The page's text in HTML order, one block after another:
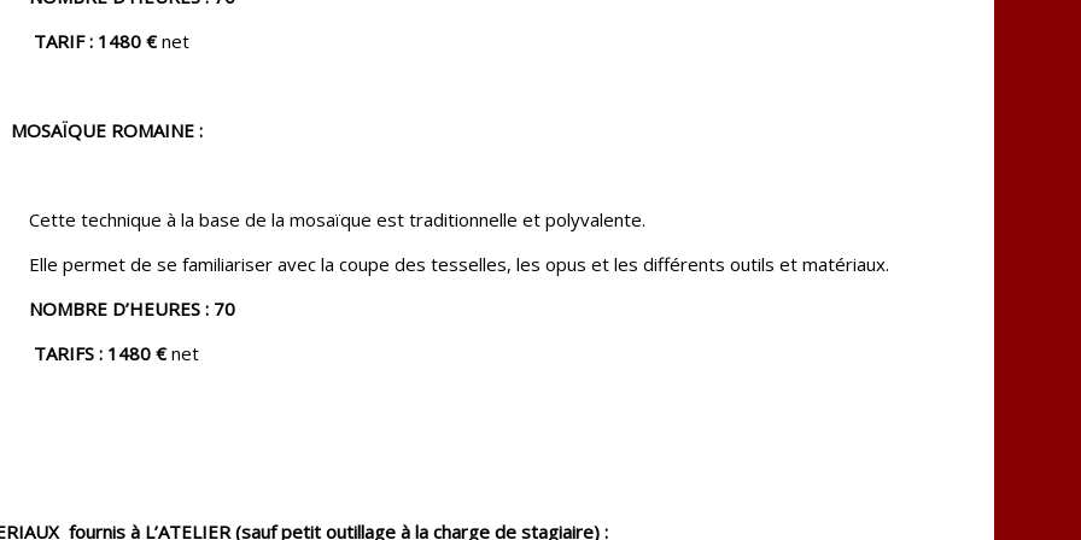
TARIF : 1480 €net
MOSAÏQUE ROMAINE :
Cette technique à la base de la mosaïque est traditionnelle et polyvalente.
Elle permet de se familiariser avec la coupe des tesselles, les opus et les différents outils et matériaux.
NOMBRE D’HEURES : 70
TARIFS : 1480 €net
fournis à L’ATELIER (sauf petit outillage à la charge de stagiaire) :